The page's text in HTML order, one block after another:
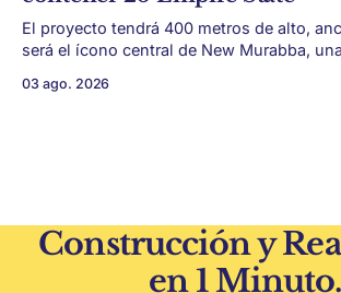
El proyecto tendrá 400 metros de alto,
será el ícono central de New Murabba,
avanza con una de las obras más
03 ago. 2026
Construcción y
en 1 Minuto.